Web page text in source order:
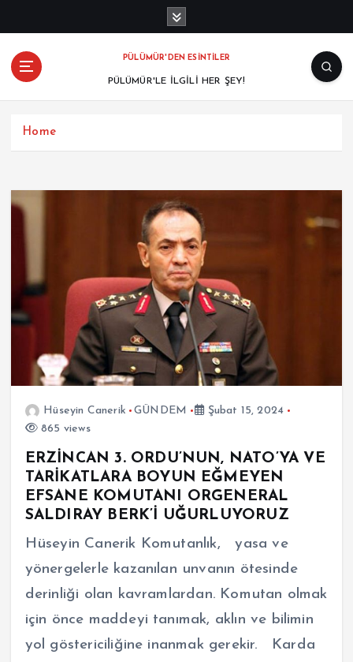
PÜLÜMÜR'DEN ESİNTİLER
PÜLÜMÜR'LE İLGİLİ HER ŞEY!
Home
Hüseyin Canerik GÜNDEM
Şubat 15, 2024
865 views
ERZİNCAN 3. ORDU’NUN, NATO’YA VE
TARİKATLARA BOYUN EĞMEYEN
EFSANE KOMUTANI ORGENERAL
SALDIRAY BERK’İ UĞURLUYORUZ
Hüseyin Canerik Komutanlık, yasa ve
yönergelerle kazanılan unvanın ötesinde
derinliği olan kavramlardan. Komutan olmak
için önce maddeyi tanımak, aklın ve bilimin
yol göstericiliğine inanmak gerekir. Karda